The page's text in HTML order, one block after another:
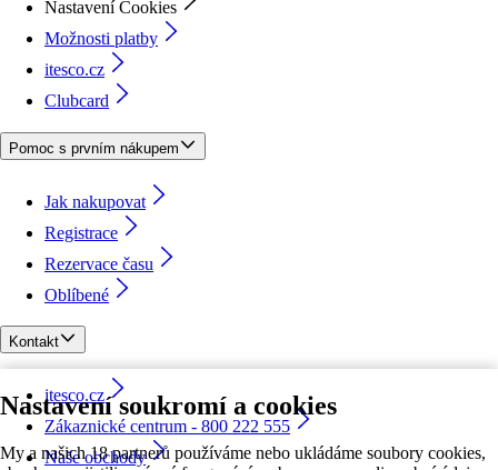
Nastavení soukromí a cookies
My a našich 18 partnerů používáme nebo ukládáme soubory cookies,
Nastavení Cookies
Možnosti platby
itesco.cz
Clubcard
Pomoc s prvním nákupem
Jak nakupovat
Registrace
Rezervace času
Oblíbené
Kontakt
itesco.cz
Zákaznické centrum - 800 222 555
Naše obchody